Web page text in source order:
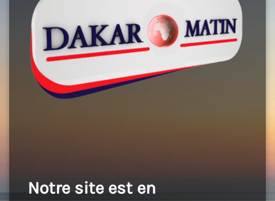
Notre site est en